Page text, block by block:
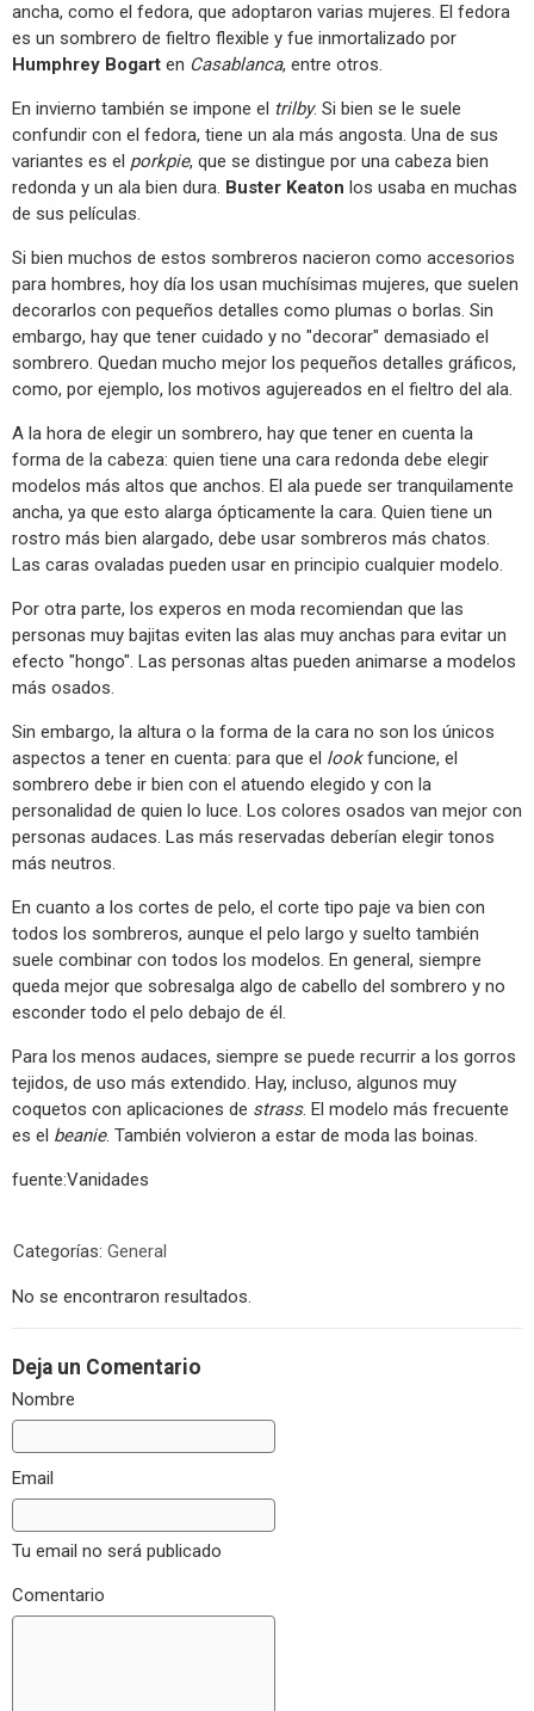
ancha, como el fedora, que adoptaron varias mujeres. El fedora
es un sombrero de fieltro flexible y fue inmortalizado por
Humphrey Bogart en Casablanca, entre otros.
En invierno también se impone el trilby. Si bien se le suele
confundir con el fedora, tiene un ala más angosta. Una de sus
variantes es el porkpie, que se distingue por una cabeza bien
redonda y un ala bien dura. Buster Keaton los usaba en muchas
de sus películas.
Si bien muchos de estos sombreros nacieron como accesorios
para hombres, hoy día los usan muchísimas mujeres, que suelen
decorarlos con pequeños detalles como plumas o borlas. Sin
embargo, hay que tener cuidado y no "decorar" demasiado el
sombrero. Quedan mucho mejor los pequeños detalles gráficos,
como, por ejemplo, los motivos agujereados en el fieltro del ala.
A la hora de elegir un sombrero, hay que tener en cuenta la
forma de la cabeza: quien tiene una cara redonda debe elegir
modelos más altos que anchos. El ala puede ser tranquilamente
ancha, ya que esto alarga ópticamente la cara. Quien tiene un
rostro más bien alargado, debe usar sombreros más chatos.
Las caras ovaladas pueden usar en principio cualquier modelo.
Por otra parte, los experos en moda recomiendan que las
personas muy bajitas eviten las alas muy anchas para evitar un
efecto "hongo". Las personas altas pueden animarse a modelos
más osados.
Sin embargo, la altura o la forma de la cara no son los únicos
aspectos a tener en cuenta: para que el lookfuncione, el
sombrero debe ir bien con el atuendo elegido y con la
personalidad de quien lo luce. Los colores osados van mejor con
personas audaces. Las más reservadas deberían elegir tonos
más neutros.
En cuanto a los cortes de pelo, el corte tipo paje va bien con
todos los sombreros, aunque el pelo largo y suelto también
suele combinar con todos los modelos. En general, siempre
queda mejor que sobresalga algo de cabello del sombrero y no
esconder todo el pelo debajo de él.
Para los menos audaces, siempre se puede recurrir a los gorros
tejidos, de uso más extendido. Hay, incluso, algunos muy
coquetos con aplicaciones de strass. El modelo más frecuente
es el beanie. También volvieron a estar de moda las boinas.
fuente:Vanidades
Categorías: General
No se encontraron resultados.
Deja un Comentario
Nombre
Email
Tu email no será publicado
Comentario